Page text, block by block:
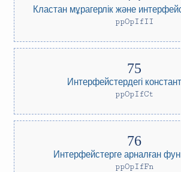
Кластан мұрагерлік және
ppOpIfII
Интерфейстердегі
ppOpIfCt
Интерфейстерге арналған
ppOpIfFn